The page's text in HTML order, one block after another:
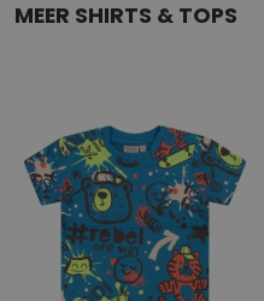
MEER SHIRTS & TOPS